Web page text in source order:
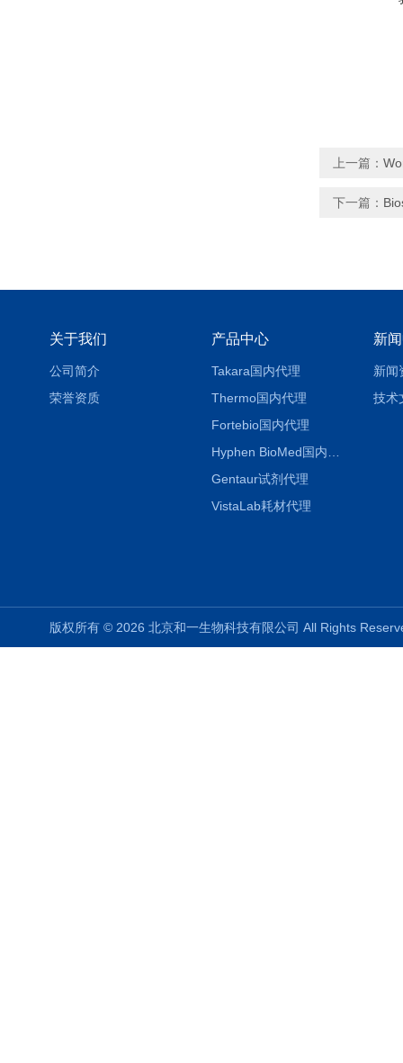
上一篇：
下一篇：
关于我们
公司简介
荣誉资质
产品中心
Takara国内代理
Thermo国内代理
Fortebio国内代理
Gentaur试剂代理
VistaLab耗材代理
新
新闻
技术
版权所有 © 2026 北京和一生物科技有限公司 All Rights